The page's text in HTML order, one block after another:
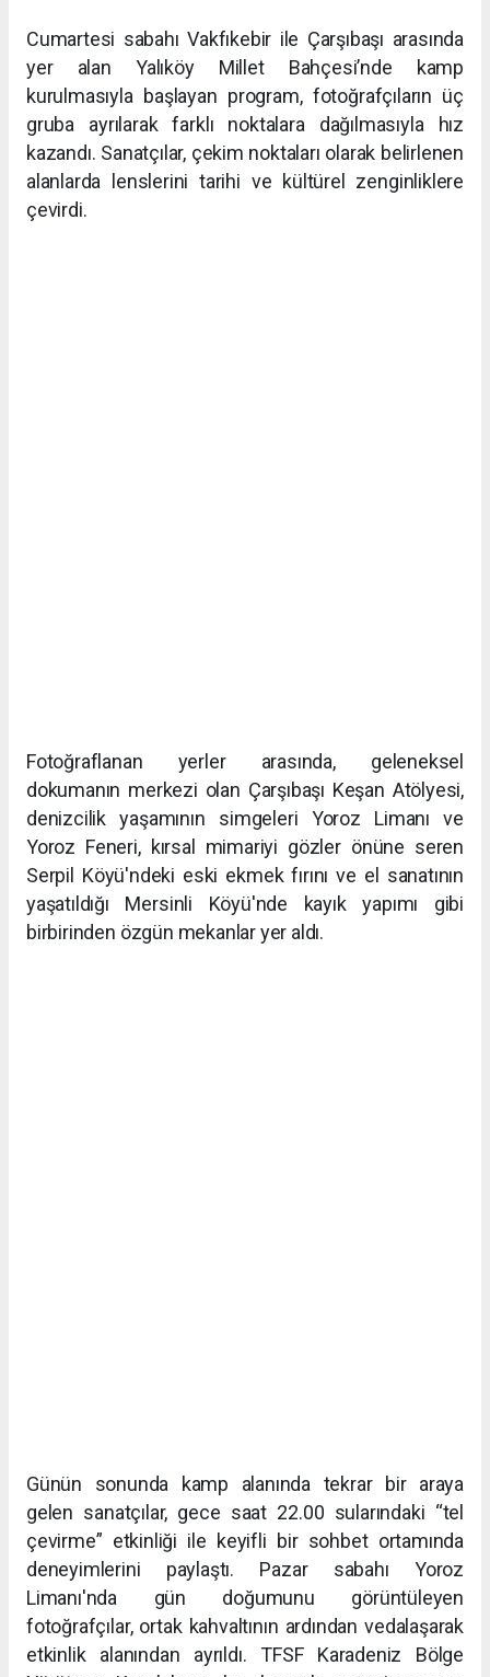
Cumartesi sabahı Vakfıkebir ile Çarşıbaşı arasında
yer alan Yalıköy Millet Bahçesi’nde kamp
kurulmasıyla başlayan program, fotoğrafçıların üç
gruba ayrılarak farklı noktalara dağılmasıyla hız
kazandı. Sanatçılar, çekim noktaları olarak belirlenen
alanlarda lenslerini tarihi ve kültürel zenginliklere
çevirdi.
Fotoğraflanan yerler arasında, geleneksel
dokumanın merkezi olan Çarşıbaşı Keşan Atölyesi,
denizcilik yaşamının simgeleri Yoroz Limanı ve
Yoroz Feneri, kırsal mimariyi gözler önüne seren
Serpil Köyü'ndeki eski ekmek fırını ve el sanatının
yaşatıldığı Mersinli Köyü'nde kayık yapımı gibi
birbirinden özgün mekanlar yer aldı.
Günün sonunda kamp alanında tekrar bir araya
gelen sanatçılar, gece saat 22.00 sularındaki “tel
çevirme” etkinliği ile keyifli bir sohbet ortamında
deneyimlerini paylaştı. Pazar sabahı Yoroz
Limanı'nda gün doğumunu görüntüleyen
fotoğrafçılar, ortak kahvaltının ardından vedalaşarak
etkinlik alanından ayrıldı. TFSF Karadeniz Bölge